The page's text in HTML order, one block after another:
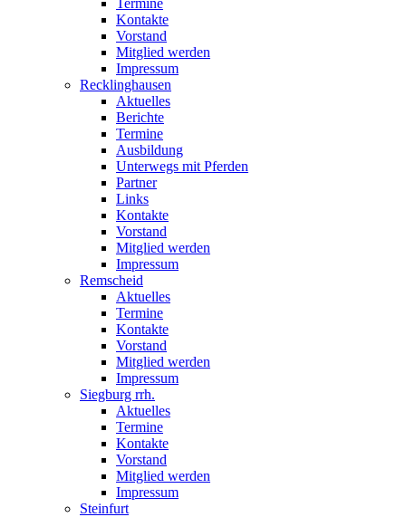
Termine
Kontakte
Vorstand
Mitglied werden
Impressum
Recklinghausen
Aktuelles
Berichte
Termine
Ausbildung
Unterwegs mit Pferden
Partner
Links
Kontakte
Vorstand
Mitglied werden
Impressum
Remscheid
Aktuelles
Termine
Kontakte
Vorstand
Mitglied werden
Impressum
Siegburg rrh.
Aktuelles
Termine
Kontakte
Vorstand
Mitglied werden
Impressum
Steinfurt